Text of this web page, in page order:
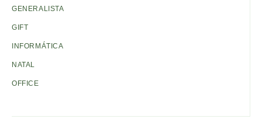
GENERALISTA
GIFT
INFORMÁTICA
NATAL
OFFICE